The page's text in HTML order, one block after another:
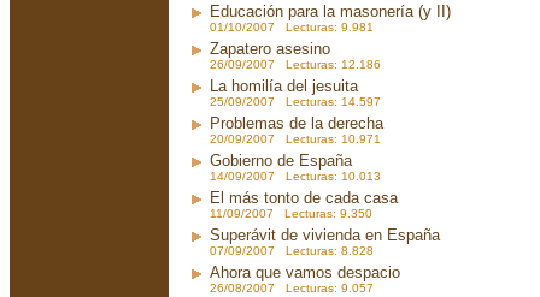
Educación para la masonería (y II)
01/10/2007 Lecturas: 9.981
Zapatero asesino
26/09/2007 Lecturas: 12.186
La homilía del jesuita
25/09/2007 Lecturas: 14.597
Problemas de la derecha
20/09/2007 Lecturas: 10.971
Gobierno de España
14/09/2007 Lecturas: 10.013
El más tonto de cada casa
11/09/2007 Lecturas: 9.350
Superávit de vivienda en España
07/09/2007 Lecturas: 8.828
Ahora que vamos despacio
26/08/2007 Lecturas: 9.057